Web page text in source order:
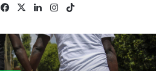
WebsiteFacebook
X LinkedinInstagram